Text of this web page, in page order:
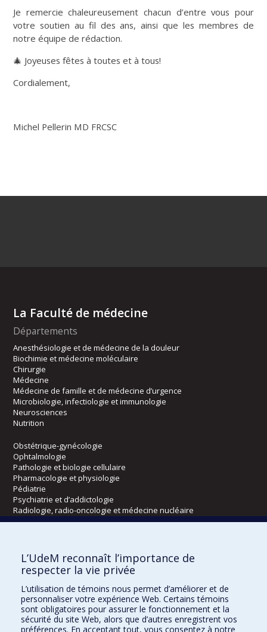
Je remercie chaleureusement chacun d’entre vous pour
votre soutien au fil des ans, ainsi que les membres de
notre équipe de rédaction.
🎄 Joyeuses fêtes à toutes et à tous!
Cordialement,
Michel Pellerin MD FRCSC
La Faculté de médecine
Départements
Anesthésiologie et de médecine de la douleur
Biochimie et médecine moléculaire
Chirurgie
Médecine
Médecine de famille et de médecine d’urgence
Microbiologie, infectiologie et immunologie
Neurosciences
Nutrition
Obstétrique-gynécologie
Ophtalmologie
Pathologie et biologie cellulaire
Pharmacologie et physiologie
Pédiatrie
Psychiatrie et d’addictologie
Radiologie, radio-oncologie et médecine nucléaire
Kinésiologie et des sciences de l’activité physique
Orthophonie et audiologie
Réadaptation
Directions
L’UdeM reconnaît l’importance de
respecter la vie privée
L’utilisation de témoins nous permet d’améliorer et de
personnaliser votre expérience Web. Certains témoins
sont obligatoires pour assurer le fonctionnement et la
sécurité du site Web, alors que d’autres enregistrent vos
préférences. En acceptant tout, vous consentez à notre